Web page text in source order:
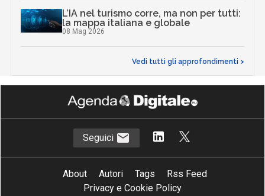
L’IA nel turismo corre, ma non per tutti:
la mappa italiana e globale
08 Mag 2026
Vedi tutti gli approfondimenti >
Seguici
About Autori Tags
Rss Feed
Privacy e Cookie Policy